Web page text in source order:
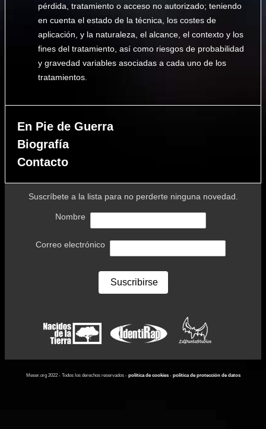
pérdida, tratamiento o acceso no autorizado; teniendo
en cuenta el estado de la técnica, los costes de
aplicación, y la naturaleza, el alcance, el contexto y los
fines del tratamiento, así como riesgos de probabilidad
y gravedad variables asociadas a cada uno de los
tratamientos.
En Pie de Guerra
Biografía
Contacto
Suscríbete a la lista para no perderte ninguna novedad.
Nombre
Correo electrónico
Meser.org 2022 - Todos los derechos reservados - política de cookies- política de protección de datos